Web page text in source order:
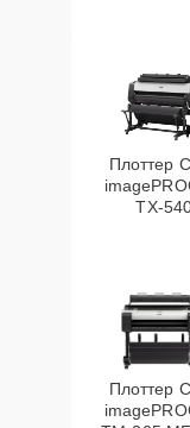
Плоттер
TX-
Плоттер